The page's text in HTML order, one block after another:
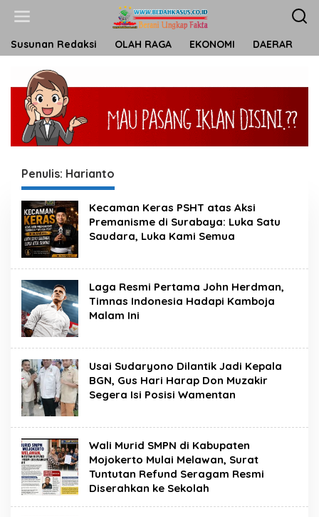
t
Susunan Redaksi OLAH RAGA EKONOMI DAERAR
Penulis: Harianto
Kecaman Keras PSHT atas Aksi
Premanisme di Surabaya: Luka Satu
Saudara, Luka Kami Semua
Laga Resmi Pertama John Herdman,
Timnas Indonesia Hadapi Kamboja
Malam Ini
Usai Sudaryono Dilantik Jadi Kepala
BGN, Gus Hari Harap Don Muzakir
Segera Isi Posisi Wamentan
Wali Murid SMPN di Kabupaten
Mojokerto Mulai Melawan, Surat
Tuntutan Refund Seragam Resmi
Diserahkan ke Sekolah